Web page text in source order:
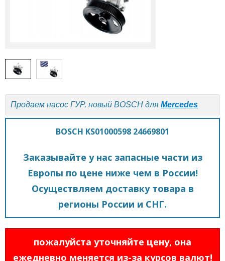
Продаем насос ГУР, новый BOSCH для Mercedes
BOSCH KS01000598 24669801
Заказывайте у нас запасные части из
Европы по цене ниже чем в России!
Осуществляем доставку товара в
регионы России и СНГ.
пожалуйста уточняйте цену, она
ежедневно меняется из-за курсов валют!